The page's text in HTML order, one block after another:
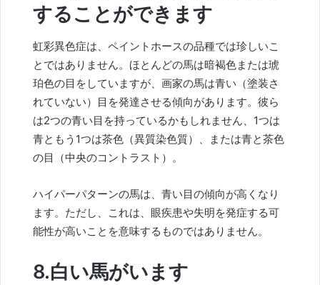
することができます
虹彩異色症は、ペイントホースの品種では珍しいこ
とではありません。ほとんどの馬は暗褐色または琥
珀色の目をしていますが、画家の馬は青い（塗装さ
れていない）目を発達させる傾向があります。彼ら
は2つの青い目を持っているかもしれません、1つは
青ともう1つは茶色（異質染色質）、または青と茶色
の目（中央のコントラスト）。
ハイパーパターンの馬は、青い目の傾向が高くなり
ます。ただし、これは、眼疾患や失明を発症する可
能性が高いことを意味するものではありません。
8.白い馬がいます